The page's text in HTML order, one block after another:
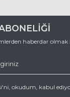
haberdar olmak
, okudum, kabul